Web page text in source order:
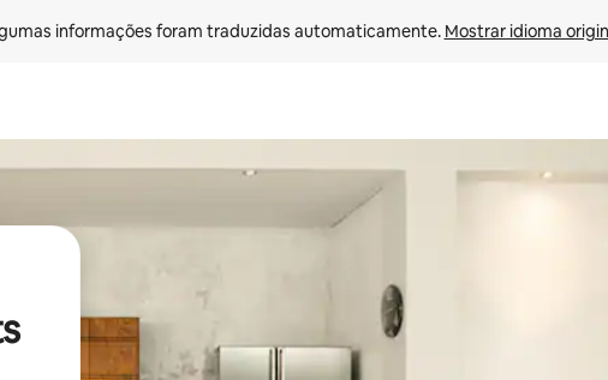
informações foram traduzidas automaticamente. Mostrar idioma